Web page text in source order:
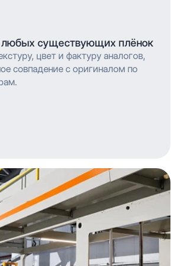
любых существующих плёнок
цвет и фактуру аналогов,
совпадение с оригиналом по